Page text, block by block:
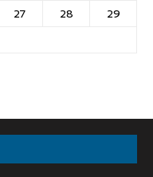
27 28
29